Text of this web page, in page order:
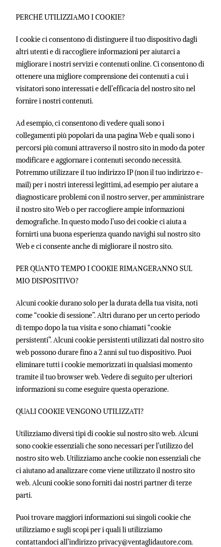
PERCHÉ UTILIZZIAMO I COOKIE?
I cookie ci consentono di distinguere il tuo dispositivo dagli
altri utenti e di raccogliere informazioni per aiutarci a
migliorare i nostri servizi e contenuti online. Ci consentono di
ottenere una migliore comprensione dei contenuti a cui i
visitatori sono interessati e dell’efficacia del nostro sito nel
fornire i nostri contenuti.
Ad esempio, ci consentono di vedere quali sono i
collegamenti più popolari da una pagina Web e quali sono i
percorsi più comuni attraverso il nostro sito in modo da poter
modificare e aggiornare i contenuti secondo necessità.
Potremmo utilizzare il tuo indirizzo IP (non il tuo indirizzo e-
mail) per i nostri interessi legittimi, ad esempio per aiutare a
diagnosticare problemi con il nostro server, per amministrare
il nostro sito Web o per raccogliere ampie informazioni
demografiche. In questo modo l’uso dei cookie ci aiuta a
fornirti una buona esperienza quando navighi sul nostro sito
Web e ci consente anche di migliorare il nostro sito.
PER QUANTO TEMPO I COOKIE RIMANGERANNO SUL
MIO DISPOSITIVO?
Alcuni cookie durano solo per la durata della tua visita, noti
come “cookie di sessione”. Altri durano per un certo periodo
di tempo dopo la tua visita e sono chiamati “cookie
persistenti”. Alcuni cookie persistenti utilizzati dal nostro sito
web possono durare fino a 2 anni sul tuo dispositivo. Puoi
eliminare tutti i cookie memorizzati in qualsiasi momento
tramite il tuo browser web. Vedere di seguito per ulteriori
informazioni su come eseguire questa operazione.
QUALI COOKIE VENGONO UTILIZZATI?
Utilizziamo diversi tipi di cookie sul nostro sito web. Alcuni
sono cookie essenziali che sono necessari per l’utilizzo del
nostro sito web. Utilizziamo anche cookie non essenziali che
ci aiutano ad analizzare come viene utilizzato il nostro sito
web. Alcuni cookie sono forniti dai nostri partner di terze
parti.
Puoi trovare maggiori informazioni sui singoli cookie che
utilizziamo e sugli scopi per i quali li utilizziamo
contattandoci all’indirizzo privacy@ventaglidautore.com.